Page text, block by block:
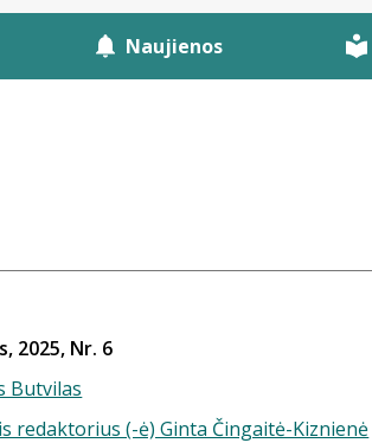
Naujienos
2025, Nr. 6
Butvilas
redaktorius (-ė) Ginta Čingaitė-Kiznienė